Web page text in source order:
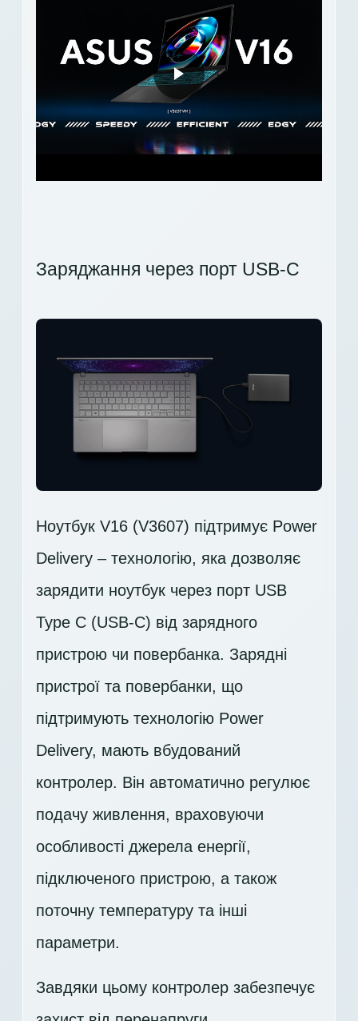
Заряджання через порт USB-C
Ноутбук V16 (V3607) підтримує Power
Delivery – технологію, яка дозволяє
зарядити ноутбук через порт USB
Type C (USB-C) від зарядного
пристрою чи повербанка. Зарядні
пристрої та повербанки, що
підтримують технологію Power
Delivery, мають вбудований
контролер. Він автоматично регулює
подачу живлення, враховуючи
особливості джерела енергії,
підключеного пристрою, а також
поточну температуру та інші
параметри.
Завдяки цьому контролер забезпечує